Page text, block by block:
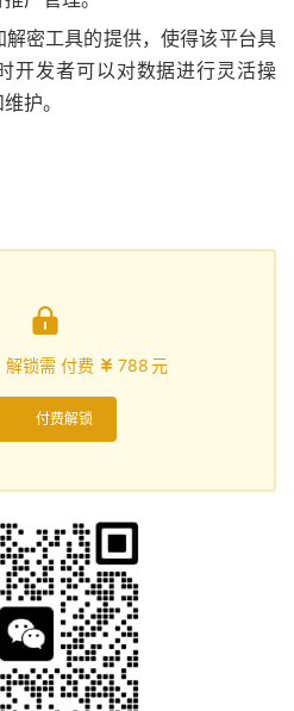
解密工具的提供，使得该平台具
开发者可以对数据进行灵活操
护。

解锁需 付费  788元
付费解锁